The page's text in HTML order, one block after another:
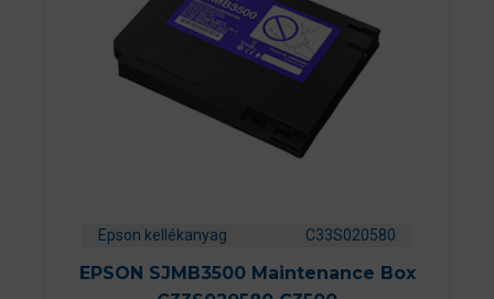
Epson kellékanyag C33S020580
EPSON SJMB3500 Maintenance Box